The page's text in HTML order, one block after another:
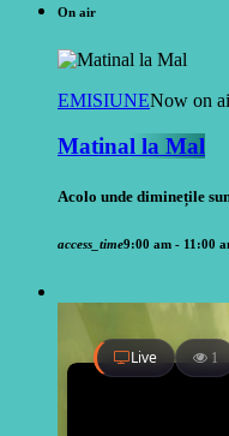
On air
EMISIUNENow on
Matinal la Mal
Acolo unde diminețile
access_time9:00 am - 11:00